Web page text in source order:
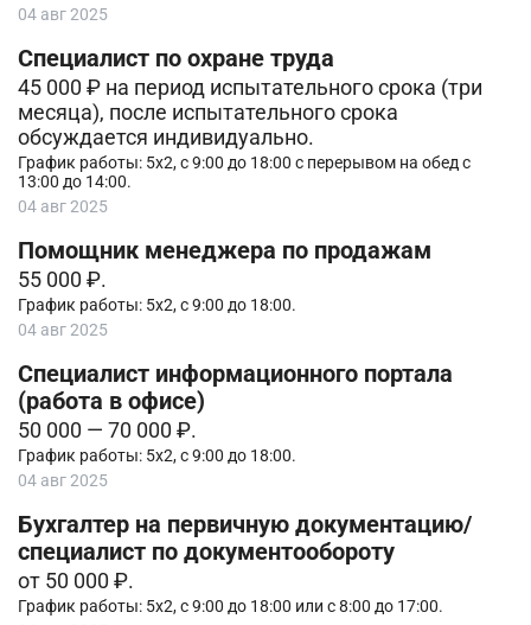
04 авг 2025
Специалист по охране труда
45 000 ₽ на период испытательного срока (три
месяца), после испытательного срока
обсуждается индивидуально.
График работы: 5х2, с 9:00 до 18:00 с перерывом на обед с
13:00 до 14:00.
04 авг 2025
Помощник менеджера по продажам
55 000 ₽.
График работы: 5х2, с 9:00 до 18:00.
04 авг 2025
Специалист информационного портала
(работа в офисе)
50 000 — 70 000 ₽.
График работы: 5х2, с 9:00 до 18:00.
04 авг 2025
Бухгалтер на первичную документацию/
специалист по документообороту
от 50 000 ₽.
График работы: 5х2, c 9:00 до 18:00 или c 8:00 до 17:00.